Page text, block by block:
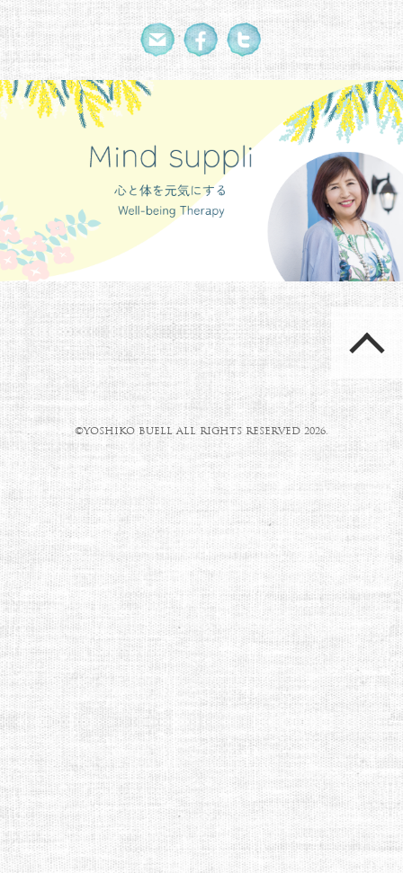
©YOSHIKO BUELL ALL RIGHTS RESERVED 2026.